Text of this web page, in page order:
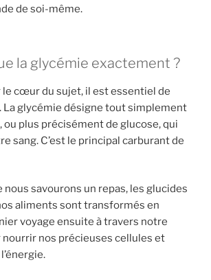
de soi-même.
la glycémie exactement ?
le cœur du sujet, il est essentiel de
La glycémie désigne tout simplement
ou plus précisément de glucose, qui
sang. C’est le principal carburant de
nous savourons un repas, les glucides
aliments sont transformés en
voyage ensuite à travers notre
nos précieuses cellules et